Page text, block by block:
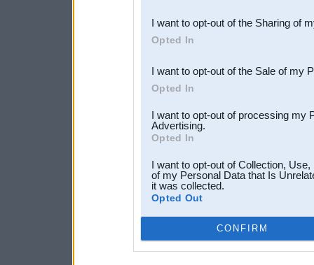
Downstream Participants
third parties.
I want to opt-out of the Sharing of
Opted In
I want to opt-out of the Sale of my
Opted In
I want to opt-out of processing my
Advertising.
Opted In
I want to opt-out of Collection,
of my Personal Data that Is
it was collected.
Opted Out
CONFIRM